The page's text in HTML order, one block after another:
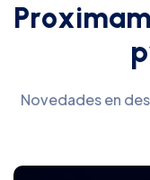
Proximam
p
Novedades en